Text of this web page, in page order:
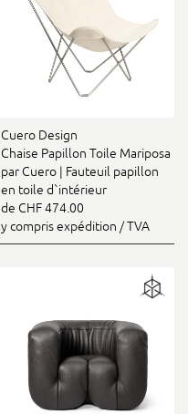
Cuero Design
Chaise Papillon Toile Mariposa
par Cuero | Fauteuil papillon
en toile d`intérieur
de CHF 474.00
y compris expédition / TVA